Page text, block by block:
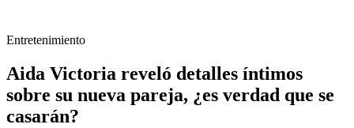
Entretenimiento
Aida Victoria reveló detalles íntimos
sobre su nueva pareja, ¿es verdad que se
casarán?